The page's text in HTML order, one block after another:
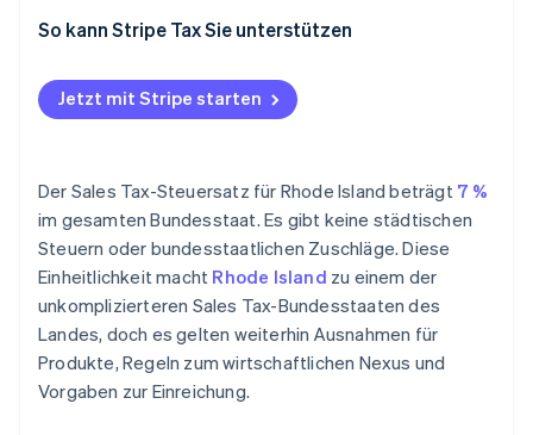
Nexus
Steuerpflicht
Einreichung und Compliance
So kann Stripe Tax Sie unterstützen
Jetzt mit Stripe starten
Der Sales Tax-Steuersatz für Rhode Island beträgt 7 %
im gesamten Bundesstaat. Es gibt keine städtischen
Steuern oder bundesstaatlichen Zuschläge. Diese
Einheitlichkeit macht Rhode Island zu einem der
unkomplizierteren Sales Tax-Bundesstaaten des
Landes, doch es gelten weiterhin Ausnahmen für
Produkte, Regeln zum wirtschaftlichen Nexus und
Vorgaben zur Einreichung.